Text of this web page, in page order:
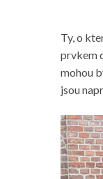
Ty, o
prvkem
mohou
jsou